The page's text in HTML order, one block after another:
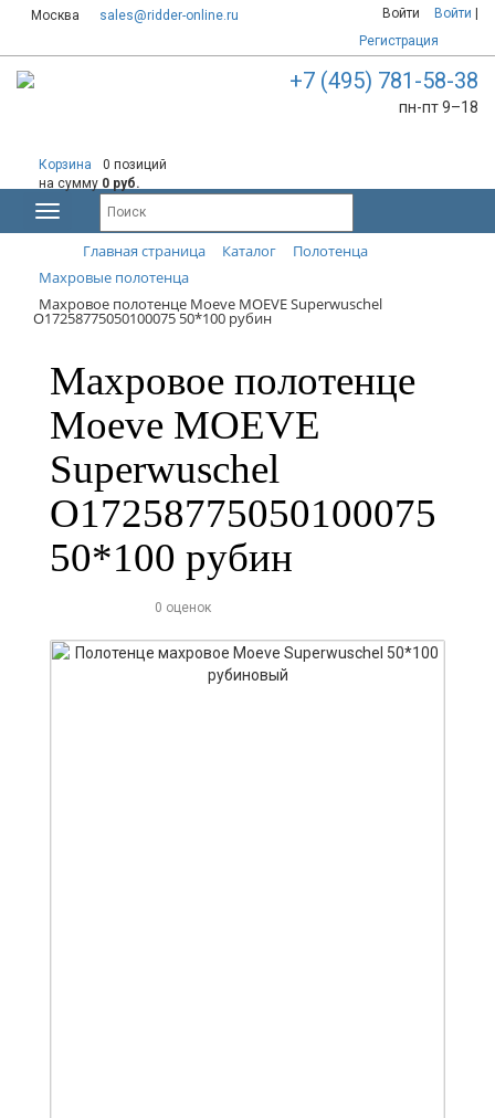
Москва sales@ridder-online.ru Войти Войти
Регистрация
+7 (495) 781-58-38
пн-пт 9–18
Корзина
0 позиций
на сумму 0 руб.
Главная страница Каталог
Полотенца
Махровые полотенца
Махровое полотенце Moeve MOEVE Superwuschel
О17258775050100075 50*100 рубин
Махровое полотенце
Moeve MOEVE
Superwuschel
О17258775050100075
50*100 рубин
0 оценок